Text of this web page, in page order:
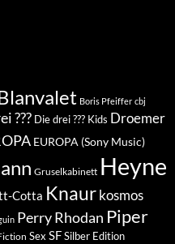
Boris Pfeiffer cbj
??? Die drei ??? Kids Droemer
EUROPA (Sony Music)
Gruselkabinett Heyne
Cotta Knaur kosmos
Perry Rhodan Piper
Sex SFSilber Edition